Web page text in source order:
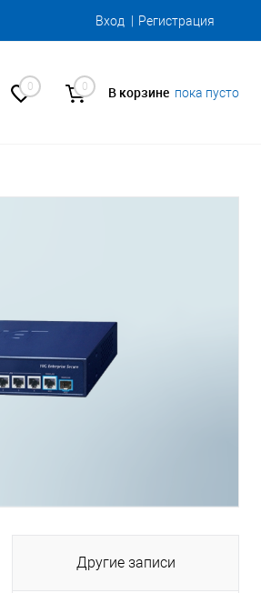
Вход Регистрация
0 0 В корзине пока пусто
Другие записи